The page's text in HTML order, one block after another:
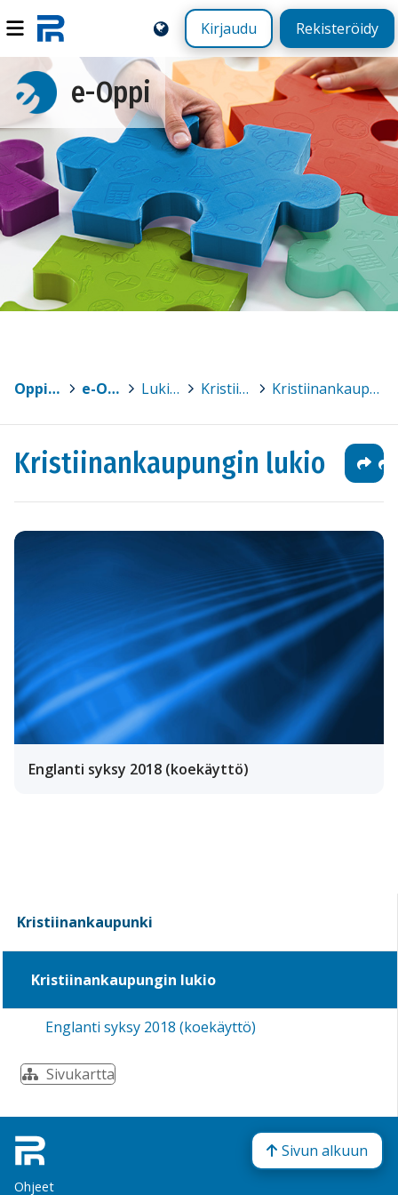
Kirjaudu Rekisteröidy
e-Oppi
Oppimateriaalit > e-Oppi > Lukiot Kristiinankaupunki > Kristiinankaupungin lukio
Kristiinankaupungin lukio
Englanti syksy 2018 (koekäyttö)
Kristiinankaupunki
Kristiinankaupungin lukio
Englanti syksy 2018 (koekäyttö)
Sivukartta
Ohjeet
Sivun alkuun